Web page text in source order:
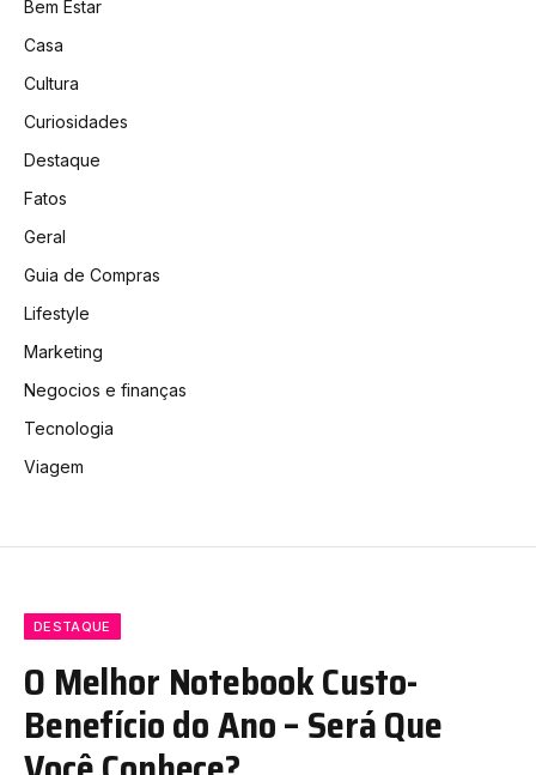
Bem Estar
Casa
Cultura
Curiosidades
Destaque
Fatos
Geral
Guia de Compras
Lifestyle
Marketing
Negocios e finanças
Tecnologia
Viagem
DESTAQUE
O Melhor Notebook Custo-
Benefício do Ano – Será Que